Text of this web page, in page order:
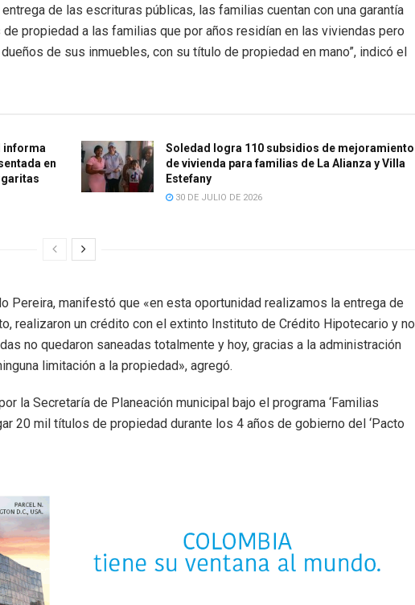
de las escrituras públicas, las familias cuentan con una garantía
propiedad a las familias que por años residían en las viviendas pero
de sus inmuebles, con su título de propiedad en mano”, indicó el
informa
en
Soledad logra 110 subsidios de mejoramiento
de vivienda para familias de La Alianza y Villa
Estefany
30 DE JULIO DE 2026
Pereira, manifestó que «en esta oportunidad realizamos la entrega de
realizaron un crédito con el extinto Instituto de Crédito Hipotecario y no
no quedaron saneadas totalmente y hoy, gracias a la administración
limitación a la propiedad», agregó.
la Secretaría de Planeación municipal bajo el programa ‘Familias
20 mil títulos de propiedad durante los 4 años de gobierno del ‘Pacto